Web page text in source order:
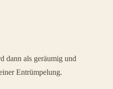
dann als geräumig und
Entrümpelung.